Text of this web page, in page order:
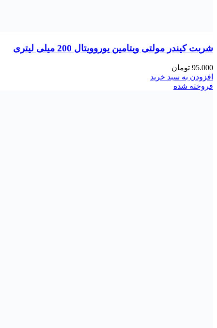
شربت کیندر مولتی ویتامین یوروویتال 200 میلی لیتری
95.000 تومان
افزودن به سبد خرید
فروخته شده